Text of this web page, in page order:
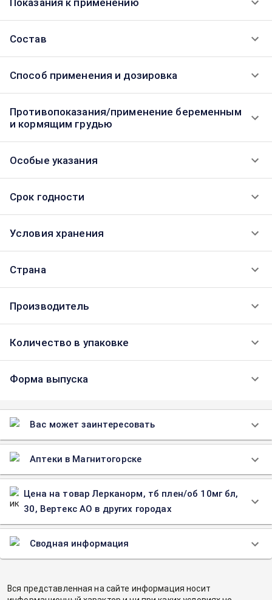
Показания к применению
Состав
Способ применения и дозировка
Противопоказания/применение беременным
и кормящим грудью
Особые указания
Срок годности
Условия хранения
Страна
Производитель
Количество в упаковке
Форма выпуска
Вас может заинтересовать
Аптеки в Магнитогорске
Цена на товар Лерканорм, тб плен/об 10мг бл,
30, Вертекс АО в других городах
Сводная информация
Вся представленная на сайте информация носит